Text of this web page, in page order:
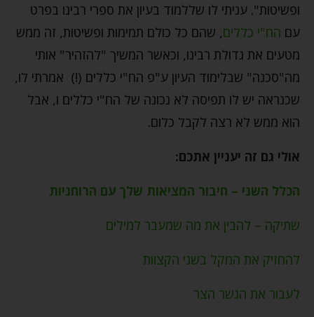
ופשיטות". עניתי לו שללמוד בעיון את ספרי רבינו בפרט
עם הח"י כללים, שהם כל כולם תמימות ופשיטות, זה ממש
מטעים את גדולת רבינו, וכאשר המשיך "להזהיר" אותי
מה"סכנה" שבלימוד העיון ע"פ הח"י כללים (!) אמרתי לו,
שכנראה יש לו תפיסה לא נכונה של הח"י כללים ו, אבל
הוא ממש לא רצה לקבל כלום.
אולי גם זה יעניין אתכם:
הכלל השני – חיבור המציאות שלך עם הרוחניות
שתיקה – להבין את מה שמעבר למילים
להחזיק את המקל בשני הקצוות
לעבור את הגשר הצר